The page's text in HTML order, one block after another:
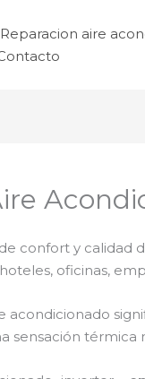
Reparacion aire
confort y calidad
oficinas,
acondicionado
sensación térmica